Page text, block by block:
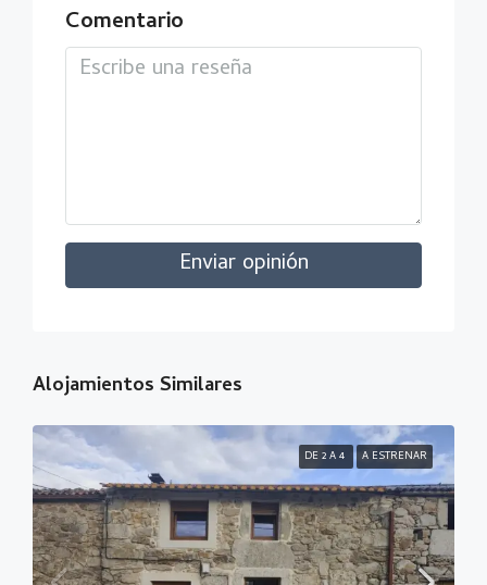
Comentario
Enviar opinión
Alojamientos Similares
DE 2 A 4 A ESTRENAR